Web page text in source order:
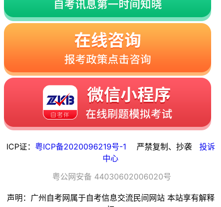
ICP证： 粤ICP备2020096219号-1 严禁复制、抄袭 投诉
中心
粤公网安备 44030602006020号
声明：广州自考网属于自考信息交流民间网站 本站享有解释